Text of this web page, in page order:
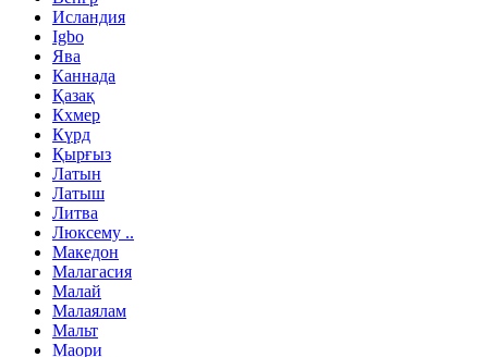
Исландия
Igbo
Ява
Каннада
Қазақ
Кхмер
Күрд
Қырғыз
Латын
Латыш
Литва
Люксему ..
Македон
Малагасия
Малай
Малаялам
Мальт
Маори